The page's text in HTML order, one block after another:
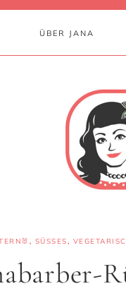
ÜBER JANA
, SÜSSES ,